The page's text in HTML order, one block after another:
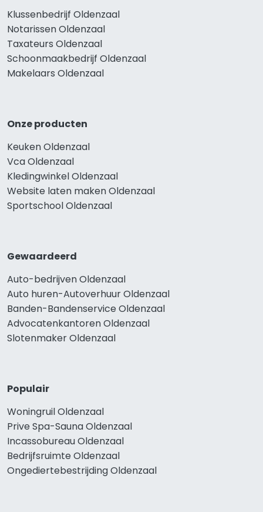
Klussenbedrijf Oldenzaal
Notarissen Oldenzaal
Taxateurs Oldenzaal
Schoonmaakbedrijf Oldenzaal
Makelaars Oldenzaal
Onze producten
Keuken Oldenzaal
Vca Oldenzaal
Kledingwinkel Oldenzaal
Website laten maken Oldenzaal
Sportschool Oldenzaal
Gewaardeerd
Auto-bedrijven Oldenzaal
Auto huren-Autoverhuur Oldenzaal
Banden-Bandenservice Oldenzaal
Advocatenkantoren Oldenzaal
Slotenmaker Oldenzaal
Populair
Woningruil Oldenzaal
Prive Spa-Sauna Oldenzaal
Incassobureau Oldenzaal
Bedrijfsruimte Oldenzaal
Ongediertebestrijding Oldenzaal